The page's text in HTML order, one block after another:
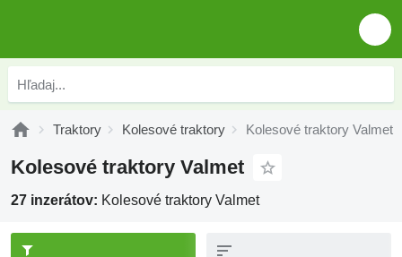
Traktory Kolesové traktory Kolesové traktory Valmet
Kolesové traktory Valmet
27 inzerátov: Kolesové traktory Valmet